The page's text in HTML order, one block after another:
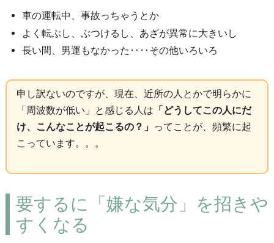
車の運転中、事故っちゃうとか
よく転ぶし、ぶつけるし、あざが異常に大きいし
長い間、男運もなかった‥‥その他いろいろ
申し訳ないのですが、現在、近所の人とかで明らかに
「周波数が低い」と感じる人は 「どうしてこの人にだ
け、こんなことが起こるの？」 ってことが、頻繁に起
こっています。。。
要するに「嫌な気分」を招きや
すくなる